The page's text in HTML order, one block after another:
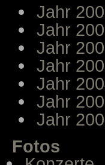
Jahr
Jahr
Jahr
Jahr
Jahr
Jahr
Jahr
Fotos